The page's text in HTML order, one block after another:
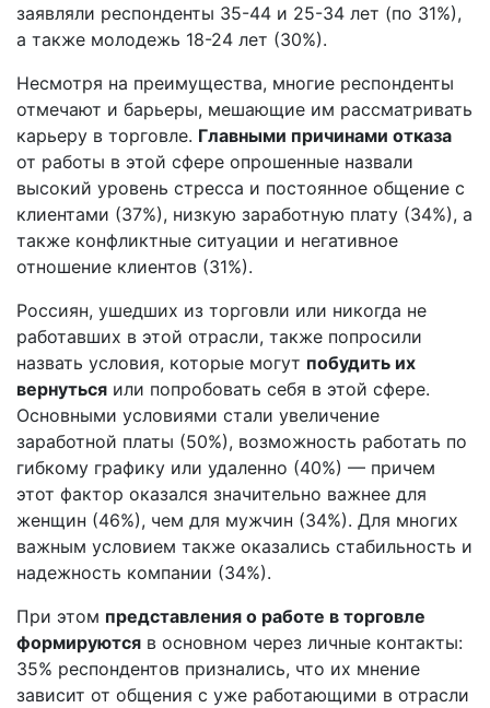
заявляли респонденты 35-44 и 25-34 лет (по 31%),
а также молодежь 18-24 лет (30%).
Несмотря на преимущества, многие респонденты
отмечают и барьеры, мешающие им рассматривать
карьеру в торговле. Главными причинами отказа
от работы в этой сфере опрошенные назвали
высокий уровень стресса и постоянное общение с
клиентами (37%), низкую заработную плату (34%), а
также конфликтные ситуации и негативное
отношение клиентов (31%).
Россиян, ушедших из торговли или никогда не
работавших в этой отрасли, также попросили
назвать условия, которые могут побудить их
вернуться или попробовать себя в этой сфере.
Основными условиями стали увеличение
заработной платы (50%), возможность работать по
гибкому графику или удаленно (40%) — причем
этот фактор оказался значительно важнее для
женщин (46%), чем для мужчин (34%). Для многих
важным условием также оказались стабильность и
надежность компании (34%).
При этом представления о работе в торговле
формируются в основном через личные контакты:
35% респондентов признались, что их мнение
зависит от общения с уже работающими в отрасли